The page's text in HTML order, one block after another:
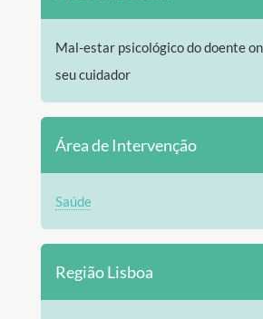
Mal-estar psicológico do doente
seu cuidador
Área de Intervenção
Saúde
Região Lisboa